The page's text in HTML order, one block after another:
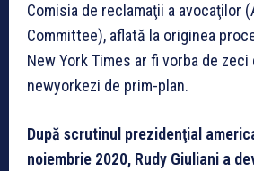
Comisia de reclamaţii a avocaţilor
Committee), aflată la originea
New York Times ar fi vorba de zeci
newyorkezi de prim-plan.
După scrutinul prezidenţial
noiembrie 2020, Rudy Giuliani a